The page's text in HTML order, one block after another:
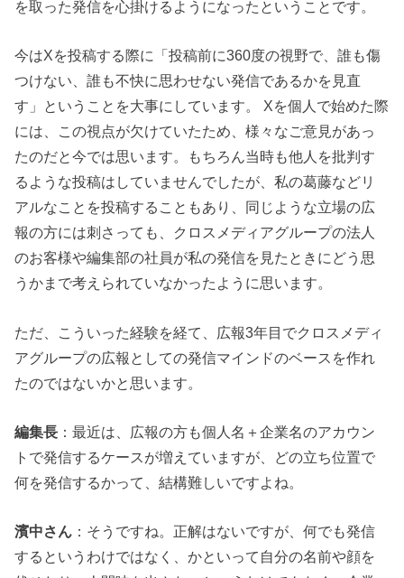
を取った発信を心掛けるようになったということです。
今はXを投稿する際に「投稿前に360度の視野で、誰も傷
つけない、誰も不快に思わせない発信であるかを見直
す」ということを大事にしています。 Xを個人で始めた際
には、この視点が欠けていたため、様々なご意見があっ
たのだと今では思います。もちろん当時も他人を批判す
るような投稿はしていませんでしたが、私の葛藤などリ
アルなことを投稿することもあり、同じような立場の広
報の方には刺さっても、クロスメディアグループの法人
のお客様や編集部の社員が私の発信を見たときにどう思
うかまで考えられていなかったように思います。
ただ、こういった経験を経て、広報3年目でクロスメディ
アグループの広報としての発信マインドのベースを作れ
たのではないかと思います。
編集長 ：最近は、広報の方も個人名＋企業名のアカウン
トで発信するケースが増えていますが、どの立ち位置で
何を発信するかって、結構難しいですよね。
濱中さん ：そうですね。正解はないですが、何でも発信
するというわけではなく、かといって自分の名前や顔を